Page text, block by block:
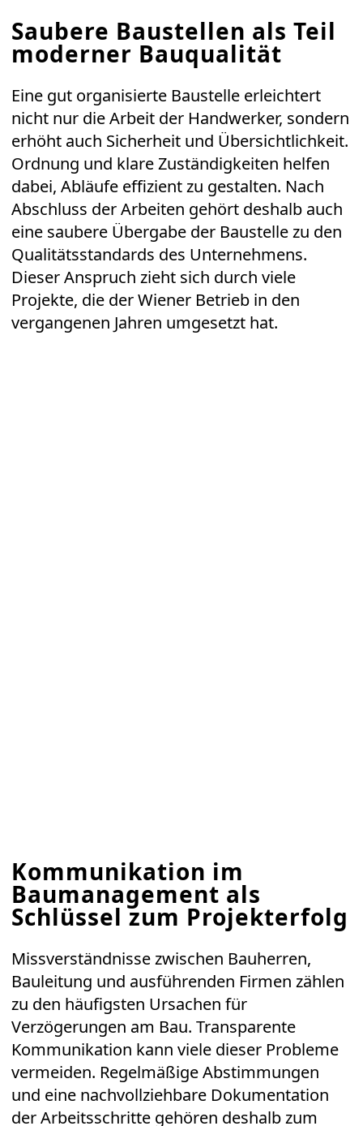
Saubere Baustellen als Teil
moderner Bauqualität
Eine gut organisierte Baustelle erleichtert
nicht nur die Arbeit der Handwerker, sondern
erhöht auch Sicherheit und Übersichtlichkeit.
Ordnung und klare Zuständigkeiten helfen
dabei, Abläufe effizient zu gestalten. Nach
Abschluss der Arbeiten gehört deshalb auch
eine saubere Übergabe der Baustelle zu den
Qualitätsstandards des Unternehmens.
Dieser Anspruch zieht sich durch viele
Projekte, die der Wiener Betrieb in den
vergangenen Jahren umgesetzt hat.
Kommunikation im
Baumanagement als
Schlüssel zum Projekterfolg
Missverständnisse zwischen Bauherren,
Bauleitung und ausführenden Firmen zählen
zu den häufigsten Ursachen für
Verzögerungen am Bau. Transparente
Kommunikation kann viele dieser Probleme
vermeiden. Regelmäßige Abstimmungen
und eine nachvollziehbare Dokumentation
der Arbeitsschritte gehören deshalb zum